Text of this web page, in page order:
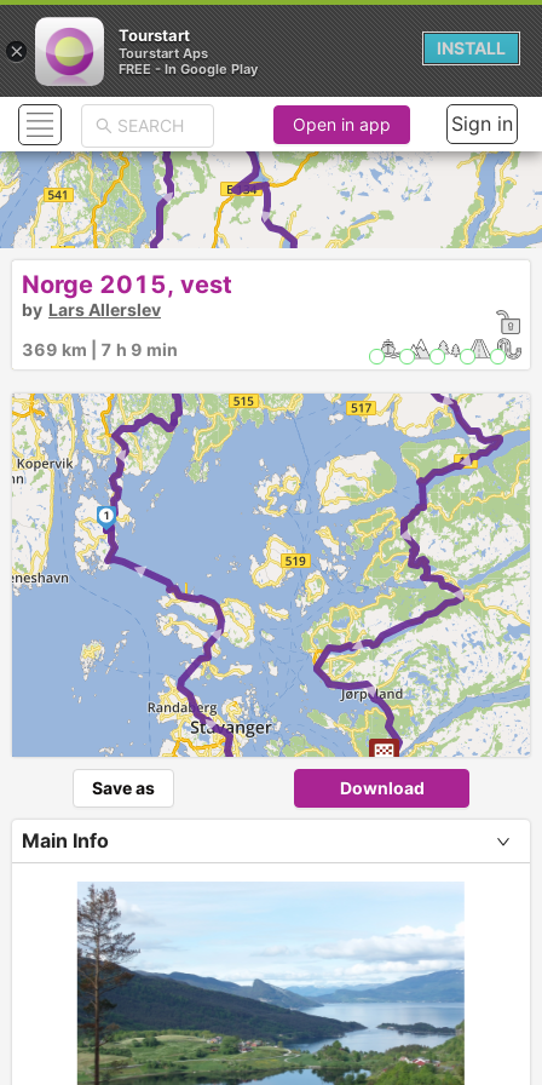
► ► ► ► ► ►
► ► ► ► ►
►
►
► ► ► ►
► ► ►
1
2
Open in app Sign in
Norge 2015, vest
by Lars Allerslev
369 km | 7 h 9 min
Save as Download
Main Info
×
Tourstart
Tourstart Aps
FREE - In Google Play
INSTALL